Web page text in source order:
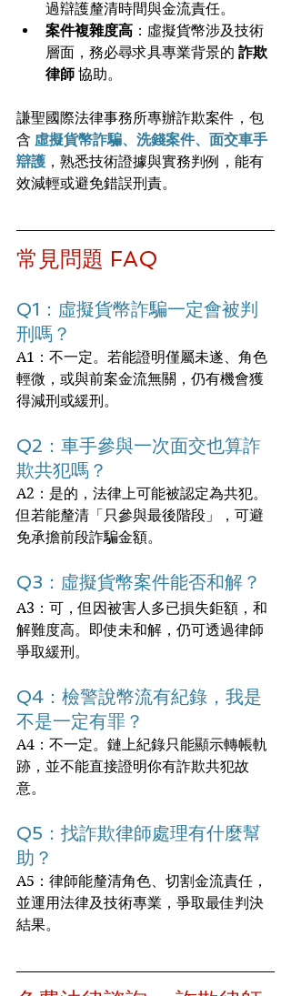
過辯護釐清時間與金流責任。
案件複雜度高 ：虛擬貨幣涉及技術
層面，務必尋求具專業背景的 詐欺
律師 協助。
謙聖國際法律事務所專辦詐欺案件，包
含 虛擬貨幣詐騙、洗錢案件、面交車手
辯護 ，熟悉技術證據與實務判例，能有
效減輕或避免錯誤刑責。
常見問題 FAQ
Q1：虛擬貨幣詐騙一定會被判
刑嗎？
A1：不一定。若能證明僅屬未遂、角色
輕微，或與前案金流無關，仍有機會獲
得減刑或緩刑。
Q2：車手參與一次面交也算詐
欺共犯嗎？
A2：是的，法律上可能被認定為共犯。
但若能釐清「只參與最後階段」，可避
免承擔前段詐騙金額。
Q3：虛擬貨幣案件能否和解？
A3：可，但因被害人多已損失鉅額，和
解難度高。即使未和解，仍可透過律師
爭取緩刑。
Q4：檢警說幣流有紀錄，我是
不是一定有罪？
A4：不一定。鏈上紀錄只能顯示轉帳軌
跡，並不能直接證明你有詐欺共犯故
意。
Q5：找詐欺律師處理有什麼幫
助？
A5：律師能釐清角色、切割金流責任，
並運用法律及技術專業，爭取最佳判決
結果。